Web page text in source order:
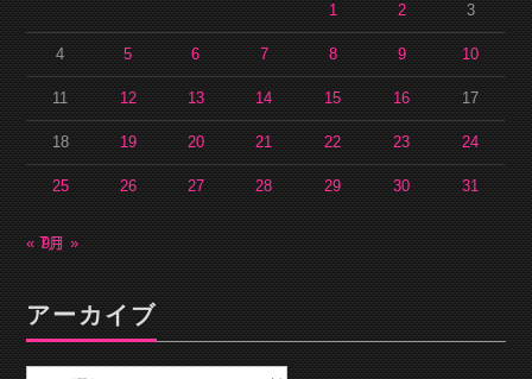
1 2 3
4 5 6 7 8 9 10
11 12 13 14 15 16 17
18 19 20 21 22 23 24
25 26 27 28 29 30 31
« 7月9月 »
アーカイブ